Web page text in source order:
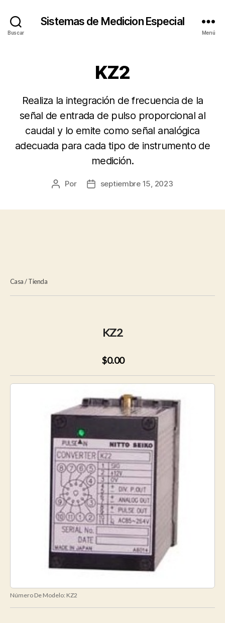
Buscar
Sistemas de Medicion Especial
Menú
KZ2
Realiza la integración de frecuencia de la
señal de entrada de pulso proporcional al
caudal y lo emite como señal analógica
adecuada para cada tipo de instrumento de
medición.
Autor
Por
Fechaseptiembre 15, 2023
Casa/Tienda
KZ2
$0.00
Número De Modelo: KZ2